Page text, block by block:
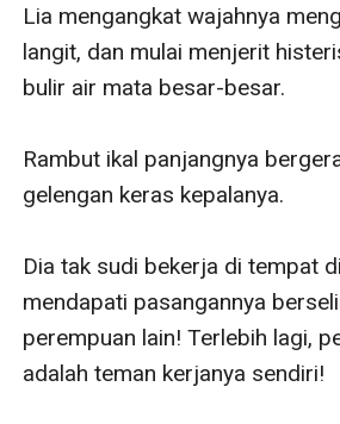
Lia mengangkat wajahnya
langit, dan mulai menjerit
bulir air mata besar-besar.
Rambut ikal panjangnya
gelengan keras kepalanya.
Dia tak sudi bekerja di tempat
mendapati pasangannya
perempuan lain! Terlebih lagi,
adalah teman kerjanya sendiri!